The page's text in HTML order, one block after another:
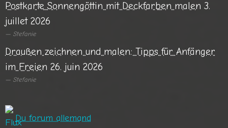
Postkarte Sonnengöttin mit Deckfarben malen 3.
juillet 2026
Stefanie
Draußen zeichnen und malen: Tipps für Anfänger
im Freien 26. juin 2026
Stefanie
Du forum allemand